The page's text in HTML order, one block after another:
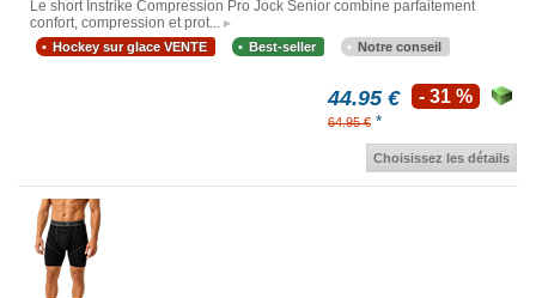
Le short Instrike Compression Pro Jock Senior combine parfaitement
confort, compression et prot...
Hockey sur glace VENTE Best-seller Notre conseil
44.95 €
64.95 € *
- 31 %
Choisissez les détails